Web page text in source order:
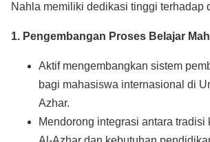
Nahla memiliki dedikasi tinggi terhadap
1. Pengembangan Proses Belajar
Aktif mengembangkan sistem
bagi mahasiswa internasional di
Azhar.
Mendorong integrasi antara tradisi